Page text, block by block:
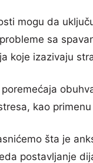
mogu da
sa
koje izazivaju
kao
šta je
postavljanje